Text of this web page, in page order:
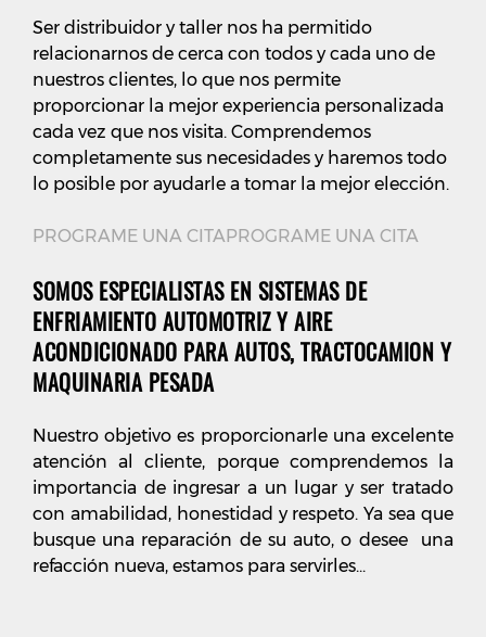
Ser distribuidor y taller nos ha permitido
relacionarnos de cerca con todos y cada uno de
nuestros clientes, lo que nos permite
proporcionar la mejor experiencia personalizada
cada vez que nos visita. Comprendemos
completamente sus necesidades y haremos todo
lo posible por ayudarle a tomar la mejor elección.
PROGRAME UNA CITAPROGRAME UNA CITA
SOMOS ESPECIALISTAS EN SISTEMAS DE
ENFRIAMIENTO AUTOMOTRIZ Y AIRE
ACONDICIONADO PARA AUTOS, TRACTOCAMION Y
MAQUINARIA PESADA
Nuestro objetivo es proporcionarle una excelente
atención al cliente, porque comprendemos la
importancia de ingresar a un lugar y ser tratado
con amabilidad, honestidad y respeto. Ya sea que
busque una reparación de su auto, o desee una
refacción nueva, estamos para servirles...